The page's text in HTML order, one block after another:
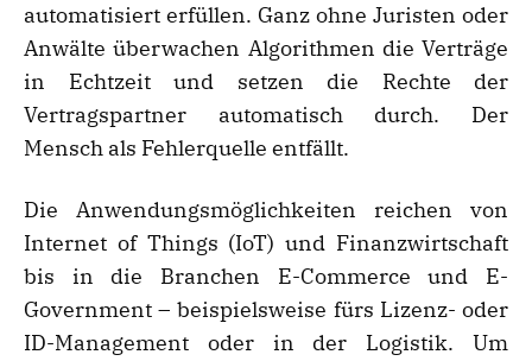
automatisiert erfüllen. Ganz ohne Juristen oder
Anwälte überwachen Algorithmen die Verträge
in Echtzeit und setzen die Rechte der
Vertragspartner automatisch durch. Der
Mensch als Fehlerquelle entfällt.
Die Anwendungsmöglichkeiten reichen von
Internet of Things (IoT) und Finanzwirtschaft
bis in die Branchen E-Commerce und E-
Government – beispielsweise fürs Lizenz- oder
ID-Management oder in der Logistik. Um